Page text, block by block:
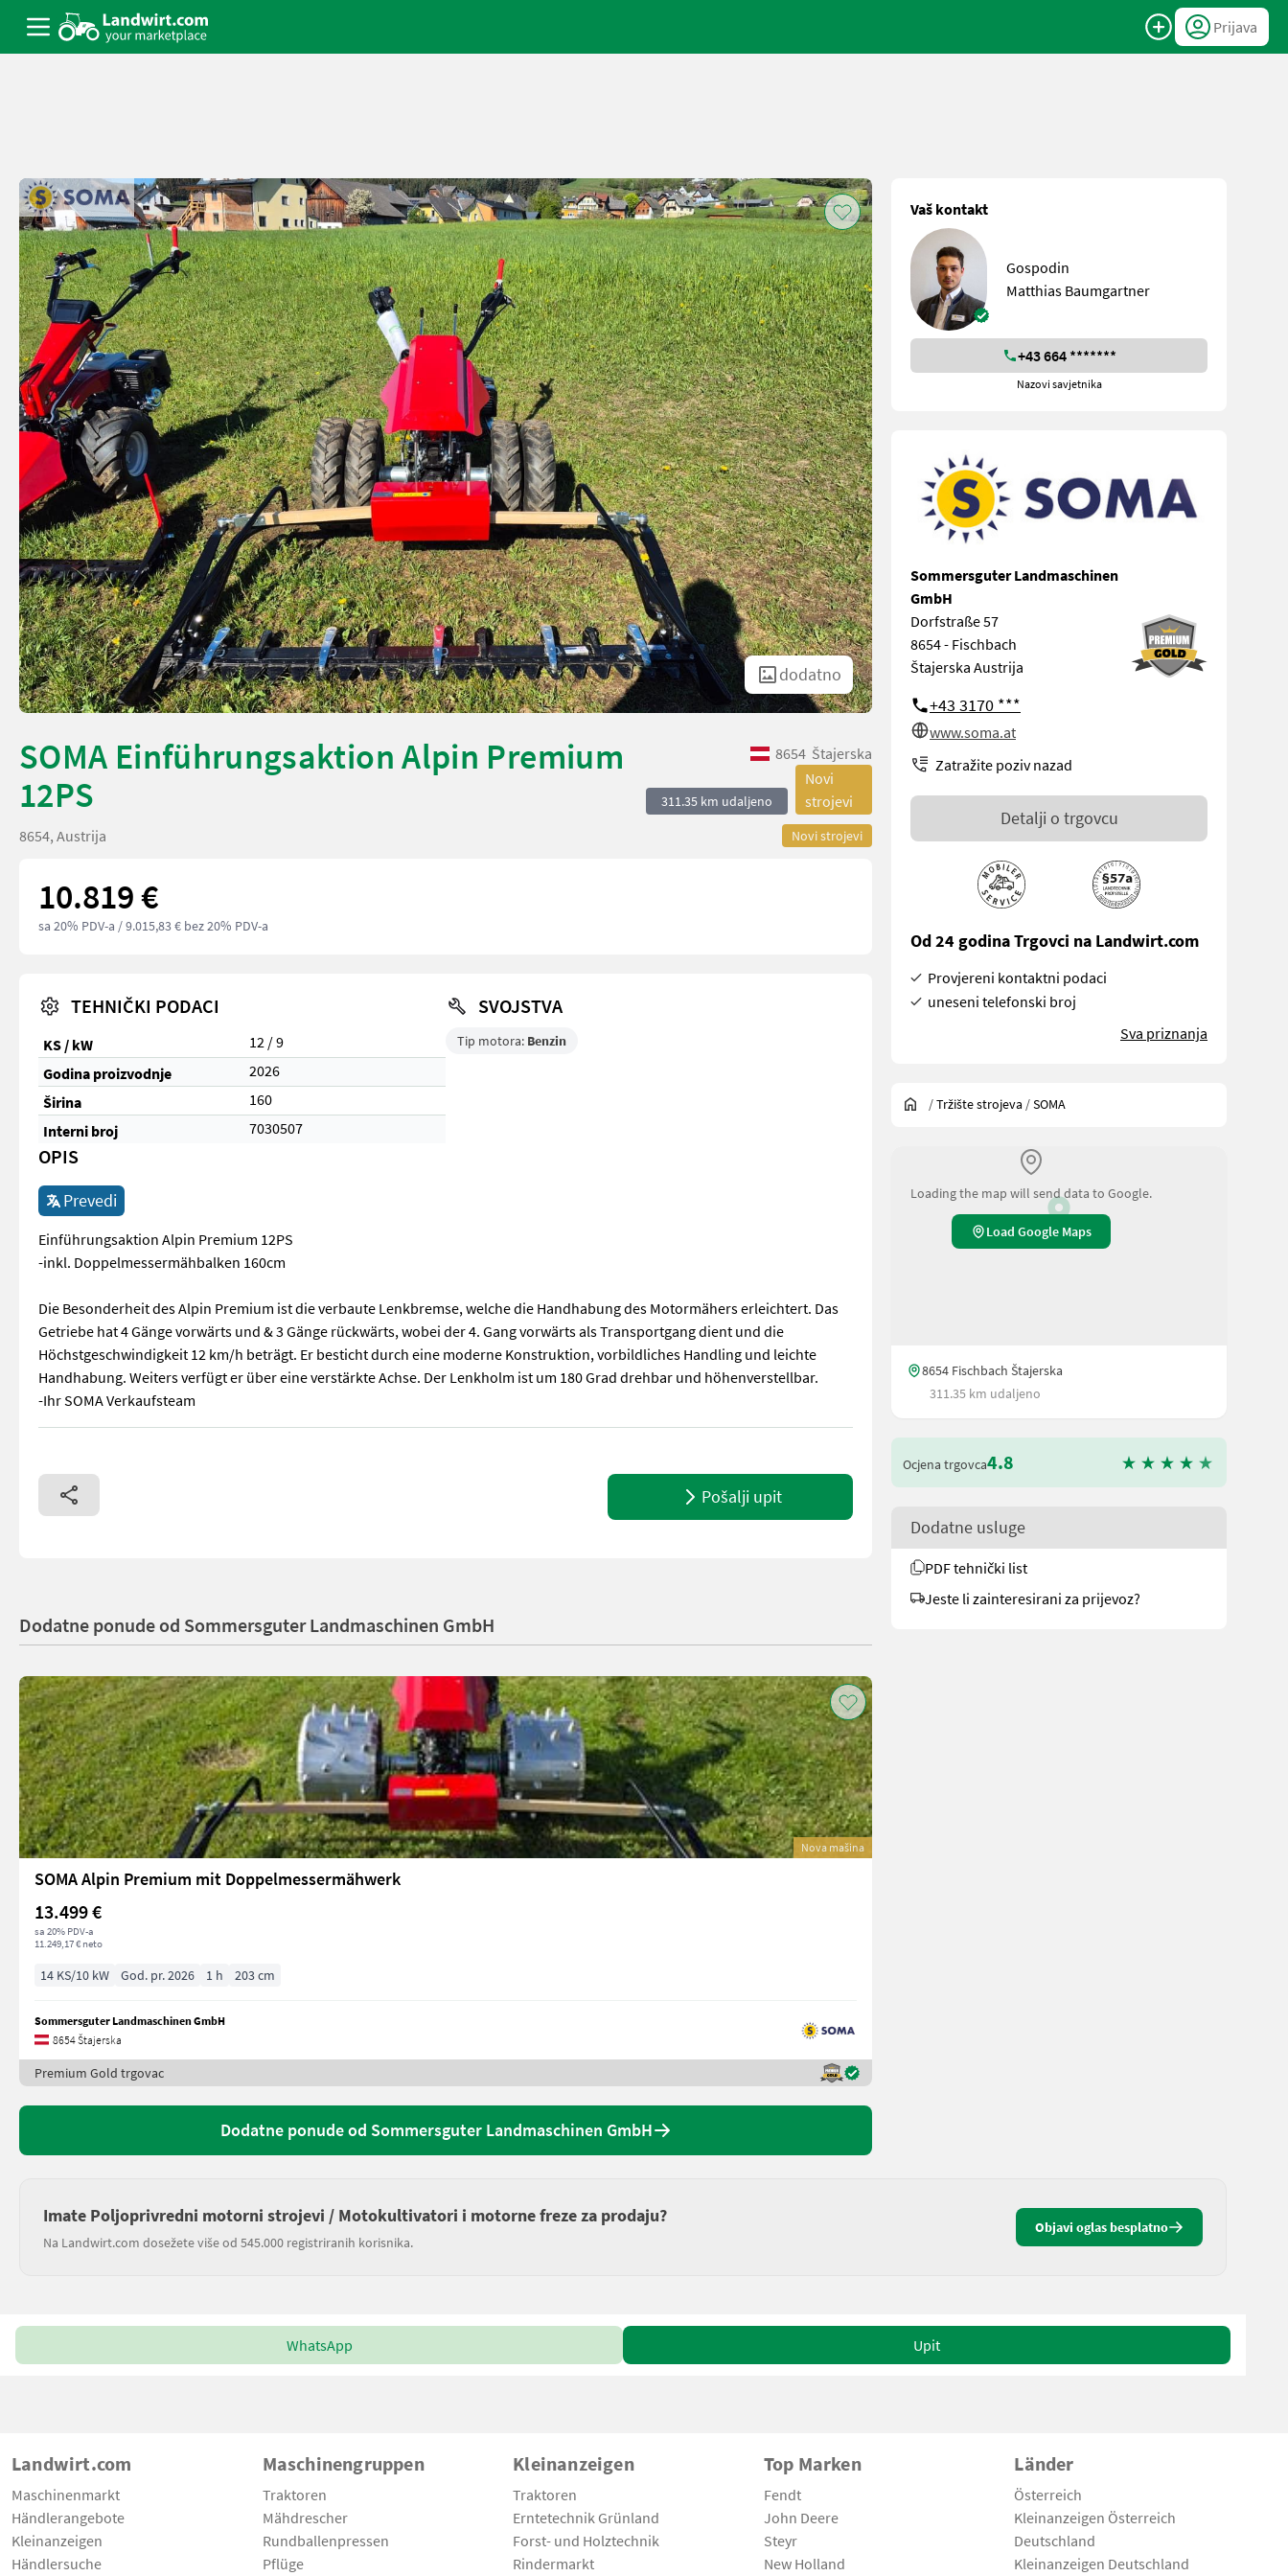
Prijava
dodatno
SOMA Einführungsaktion Alpin Premium
12PS
8654 Štajerska
311.35 km udaljeno
Novi
strojevi
Novi strojevi
8654, Austrija
10.819 €
sa 20% PDV-a / 9.015,83 € bez 20% PDV-a
TEHNIČKI PODACI
KS / kW
12 / 9
Godina proizvodnje
2026
Širina
160
Interni broj
7030507
SVOJSTVA
Tip motora: Benzin
OPIS
Prevedi
Einführungsaktion Alpin Premium 12PS
-inkl. Doppelmessermähbalken 160cm
Die Besonderheit des Alpin Premium ist die verbaute Lenkbremse, welche die Handhabung des Motormähers erleichtert. Das
Getriebe hat 4 Gänge vorwärts und & 3 Gänge rückwärts, wobei der 4. Gang vorwärts als Transportgang dient und die
Höchstgeschwindigkeit 12 km/h beträgt. Er besticht durch eine moderne Konstruktion, vorbildliches Handling und leichte
Handhabung. Weiters verfügt er über eine verstärkte Achse. Der Lenkholm ist um 180 Grad drehbar und höhenverstellbar.
-Ihr SOMA Verkaufsteam
Einführungsaktion Alpin Premium 12PS -inkl. Doppelmessermähbalken 160cm Die Besonderheit des Alpin Premium ist die verbaute Lenkbremse, welche die Handhabung des Motormähers
Pošalji upit
Vaš kontakt
Gospodin
Matthias Baumgartner
+43 664 *******
Nazovi savjetnika
Sommersguter Landmaschinen
GmbH
Dorfstraße 57
8654 - Fischbach
Štajerska Austrija
+43 3170 ***
www.soma.at
Zatražite poziv nazad
Detalji o trgovcu
Od 24 godina Trgovci na Landwirt.com
Provjereni kontaktni podaci
uneseni telefonski broj
Sva priznanja
/Tržište strojeva /SOMA
Loading the map will send data to Google.
Load Google Maps
8654 Fischbach Štajerska
311.35 km udaljeno
Ocjena trgovca4.8
Dodatne usluge
PDF tehnički list
Jeste li zainteresirani za prijevoz?
Dodatne ponude od Sommersguter Landmaschinen GmbH
Nova mašina
SOMA Alpin Premium mit Doppelmessermähwerk
13.499 €
sa 20% PDV-a
11.249,17 € neto
14 KS/10 kW God. pr. 2026 1 h 203 cm
Sommersguter Landmaschinen GmbH
8654 Štajerska
Premium Gold trgovac
Dodatne ponude od Sommersguter Landmaschinen GmbH
Imate Poljoprivredni motorni strojevi / Motokultivatori i motorne freze za prodaju?
Na Landwirt.com dosežete više od 545.000 registriranih korisnika.
Objavi oglas besplatno
WhatsApp Upit
Landwirt.com
Maschinenmarkt
Händlerangebote
Kleinanzeigen
Händlersuche
Maschinengruppen
Traktoren
Mähdrescher
Rundballenpressen
Pflüge
Kleinanzeigen
Traktoren
Erntetechnik Grünland
Forst- und Holztechnik
Rindermarkt
Top Marken
Fendt
John Deere
Steyr
New Holland
Länder
Österreich
Kleinanzeigen Österreich
Deutschland
Kleinanzeigen Deutschland